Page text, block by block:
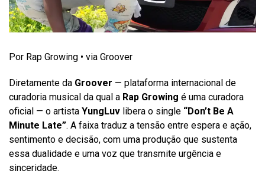
Por Rap Growing • via Groover
Diretamente da Groover — plataforma internacional de
curadoria musical da qual a Rap Growing é uma curadora
oficial — o artista YungLuv libera o single “Don’t Be A
Minute Late”. A faixa traduz a tensão entre espera e ação,
sentimento e decisão, com uma produção que sustenta
essa dualidade e uma voz que transmite urgência e
sinceridade.